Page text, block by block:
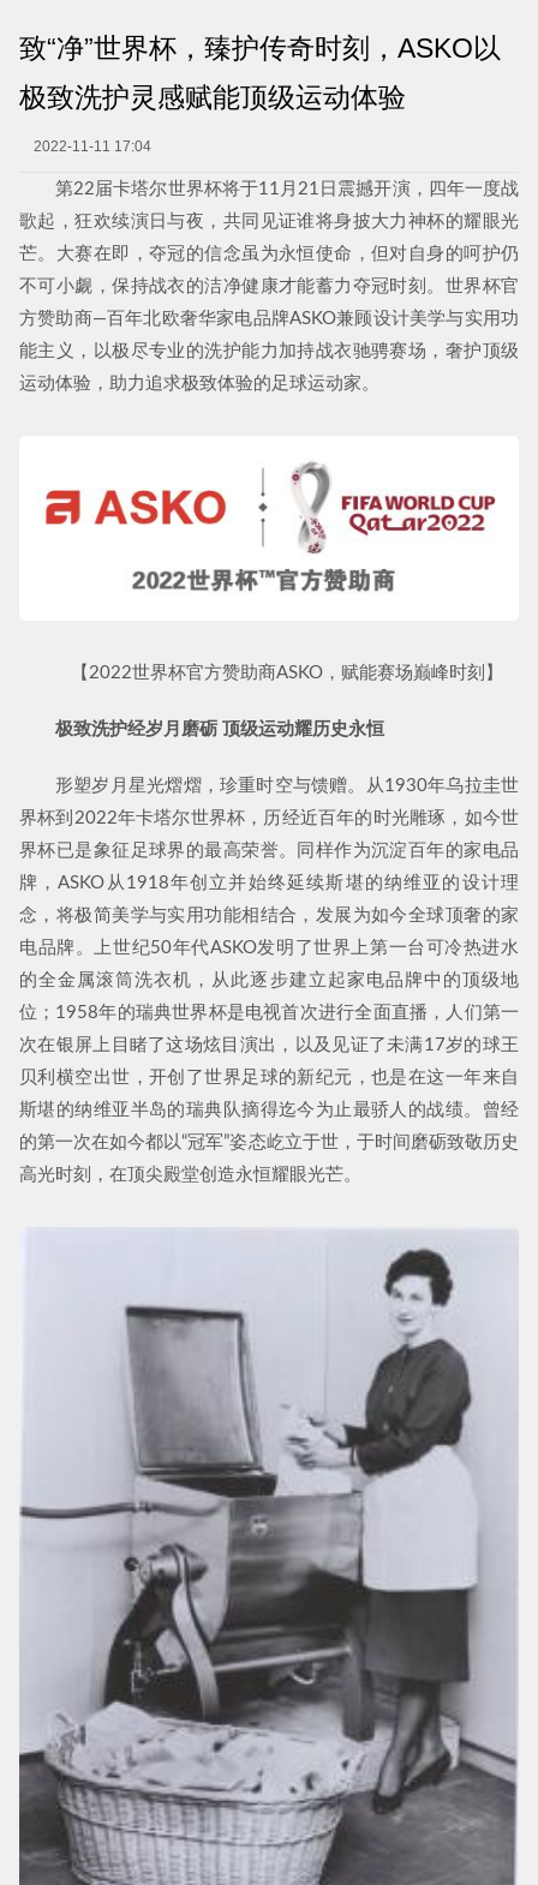
致“净”世界杯，臻护传奇时刻，ASKO以
极致洗护灵感赋能顶级运动体验
2022-11-11 17:04
第22届卡塔尔世界杯将于11月21日震撼开演，四年一度战
歌起，狂欢续演日与夜，共同见证谁将身披大力神杯的耀眼光
芒。大赛在即，夺冠的信念虽为永恒使命，但对自身的呵护仍
不可小觑，保持战衣的洁净健康才能蓄力夺冠时刻。世界杯官
方赞助商—百年北欧奢华家电品牌ASKO兼顾设计美学与实用功
能主义，以极尽专业的洗护能力加持战衣驰骋赛场，奢护顶级
运动体验，助力追求极致体验的足球运动家。
【2022世界杯官方赞助商ASKO，赋能赛场巅峰时刻】
极致洗护经岁月磨砺 顶级运动耀历史永恒
形塑岁月星光熠熠，珍重时空与馈赠。从1930年乌拉圭世
界杯到2022年卡塔尔世界杯，历经近百年的时光雕琢，如今世
界杯已是象征足球界的最高荣誉。同样作为沉淀百年的家电品
牌，ASKO从1918年创立并始终延续斯堪的纳维亚的设计理
念，将极简美学与实用功能相结合，发展为如今全球顶奢的家
电品牌。上世纪50年代ASKO发明了世界上第一台可冷热进水
的全金属滚筒洗衣机，从此逐步建立起家电品牌中的顶级地
位；1958年的瑞典世界杯是电视首次进行全面直播，人们第一
次在银屏上目睹了这场炫目演出，以及见证了未满17岁的球王
贝利横空出世，开创了世界足球的新纪元，也是在这一年来自
斯堪的纳维亚半岛的瑞典队摘得迄今为止最骄人的战绩。曾经
的第一次在如今都以“冠军”姿态屹立于世，于时间磨砺致敬历史
高光时刻，在顶尖殿堂创造永恒耀眼光芒。